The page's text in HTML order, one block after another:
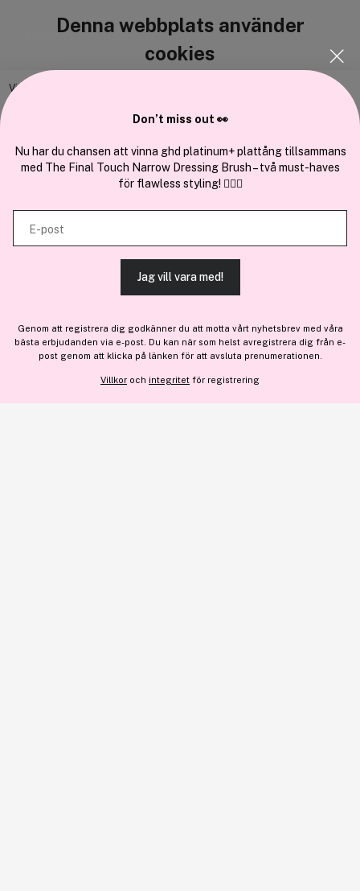
Denna webbplats använder
cookies
Vi använder enhetsidentifierare för att anpassa innehållet och
och annan information från din enhet till de sociala medier och annons-
och analysföretag som vi samarbetar med. Dessa kan i sin tur
kombinera informationen med annan information som du har
tillhandahållit eller som de har samlat in när du har använt deras
tjänster.
TILLÅT ALLA COOKIES
VISA DETALJER
Cocopanda.se
En del avBrandsdal Group AS
Don’t miss out 👀
Nu har du chansen att vinna ghd platinum+ plattång tillsammans
med The Final Touch Narrow Dressing Brush – två must-haves
för flawless styling! 💇‍♀️✨
E-post
Jag vill vara med!
Genom att registrera dig godkänner du att motta vårt nyhetsbrev med våra
bästa erbjudanden via e-post. Du kan när som helst avregistrera dig från e-
post genom att klicka på länken för att avsluta prenumerationen.
Villkor och integritet för registrering